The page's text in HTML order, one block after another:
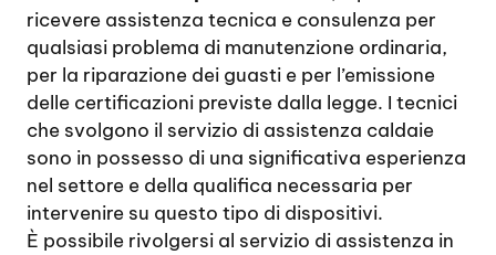
ricevere assistenza tecnica e consulenza per
qualsiasi problema di manutenzione ordinaria,
per la riparazione dei guasti e per l’emissione
delle certificazioni previste dalla legge. I tecnici
che svolgono il servizio di assistenza caldaie
sono in possesso di una significativa esperienza
nel settore e della qualifica necessaria per
intervenire su questo tipo di dispositivi.
È possibile rivolgersi al servizio di assistenza in